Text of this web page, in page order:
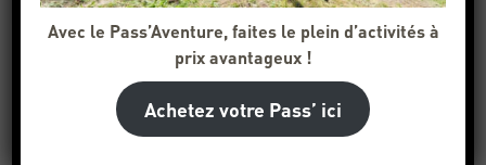
Voir/Cacher la carte 17 résultat(s)
Avec le Pass’Aventure, faites le plein d’activités à
prix avantageux !
Achetez votre Pass’ ici